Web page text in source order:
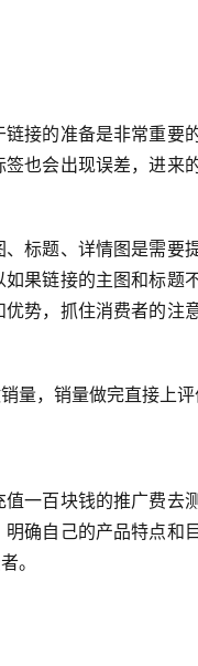
接的准备是非常重要
也会出现误差，进来
标题、详情图是需要
果链接的主图和标题
势，抓住消费者的注
量，销量做完直接上评
一百块钱的推广费去
确自己的产品特点和
。